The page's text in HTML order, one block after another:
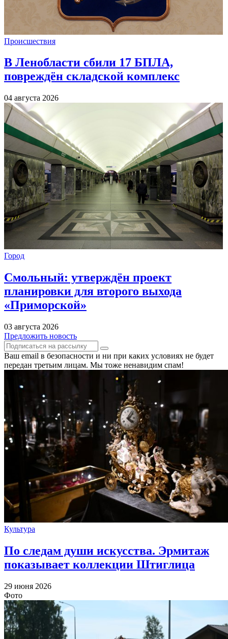
Происшествия
В Ленобласти сбили 17 БПЛА,
повреждён складской комплекс
04 августа 2026
Город
Смольный: утверждён проект
планировки для второго выхода
«Приморской»
03 августа 2026
Предложить новость
Ваш email в безопасности и ни при каких условиях не будет
передан третьим лицам. Мы тоже ненавидим спам!
Культура
По следам души искусства. Эрмитаж
показывает коллекции Штиглица
29 июня 2026
Фото